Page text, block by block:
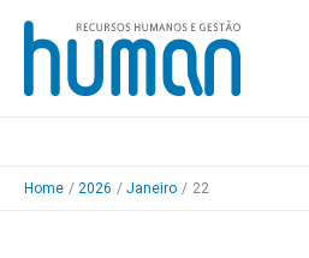
Skip
content
Home 2026 Janeiro 22